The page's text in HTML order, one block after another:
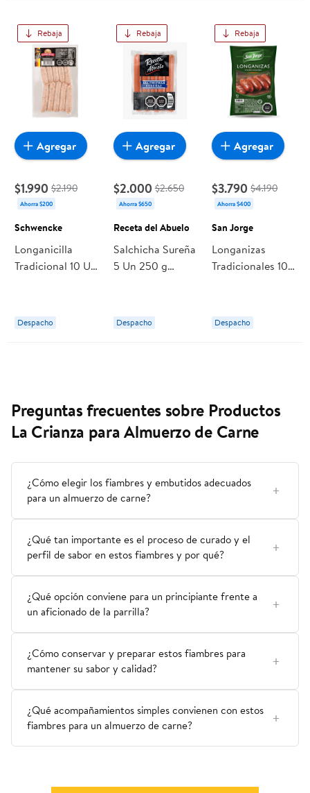
Rebaja
$1.990 $2.190
Ahorra $200
Schwencke
Longanicilla
Tradicional 10 Un
Despacho
Agregar
Rebaja
$2.000 $2.650
Ahorra $650
Receta del Abuelo
Salchicha Sureña
5 Un 250 g
Despacho
Agregar
Rebaja
$3.790 $4.190
Ahorra $400
San Jorge
Longanizas
Tradicionales 10
Despacho
Agregar
Preguntas frecuentes sobre Productos
La Crianza para Almuerzo de Carne
¿Cómo elegir los fiambres y embutidos adecuados
para un almuerzo de carne?
¿Qué tan importante es el proceso de curado y el
perfil de sabor en estos fiambres y por qué?
¿Qué opción conviene para un principiante frente a
un aficionado de la parrilla?
¿Cómo conservar y preparar estos fiambres para
mantener su sabor y calidad?
¿Qué acompañamientos simples convienen con estos
fiambres para un almuerzo de carne?